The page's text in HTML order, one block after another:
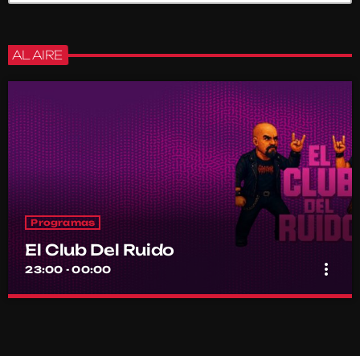
AL AIRE
Programas
El Club Del Ruido
23:00 - 00:00 more_vert